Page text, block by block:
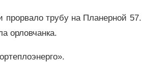
прорвало трубу на Планерной 57.
орловчанка.